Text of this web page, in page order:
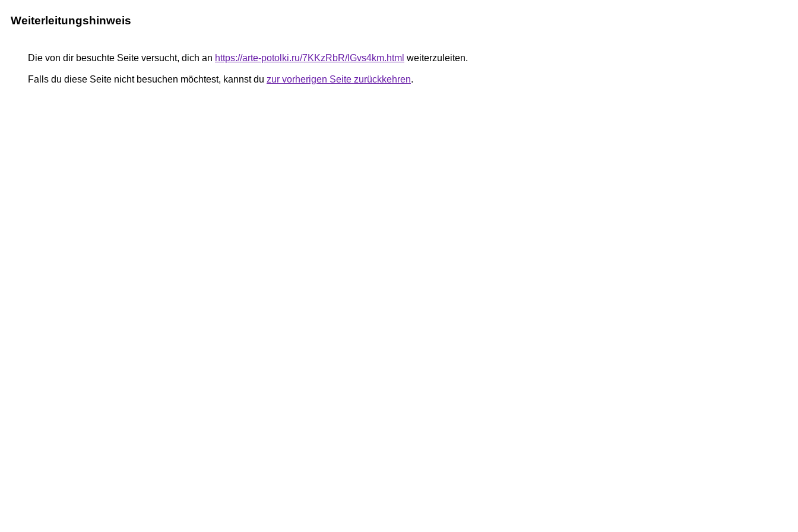
Weiterleitungshinweis
Die von dir besuchte Seite versucht, dich an https://arte-potolki.ru/7KKzRbR/IGvs4km.html weiterzuleiten.
Falls du diese Seite nicht besuchen möchtest, kannst du zur vorherigen Seite zurückkehren.